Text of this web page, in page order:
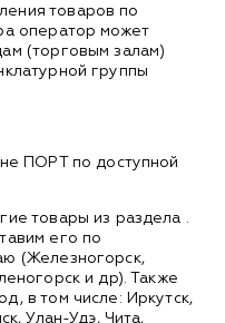
товаров по
оператор может
(торговым залам)
группы
ПОРТ по доступной
товары из раздела
его по
(Железногорск,
и др). Также
в том числе: Иркутск,
Улан-Удэ, Чита,